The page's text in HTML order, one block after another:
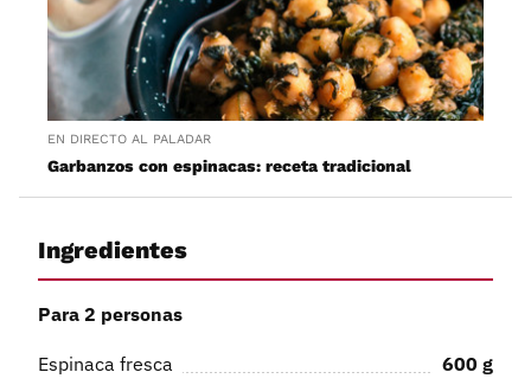
EN DIRECTO AL PALADAR
Garbanzos con espinacas: receta tradicional
Ingredientes
Para 2 personas
Espinaca fresca 600 g